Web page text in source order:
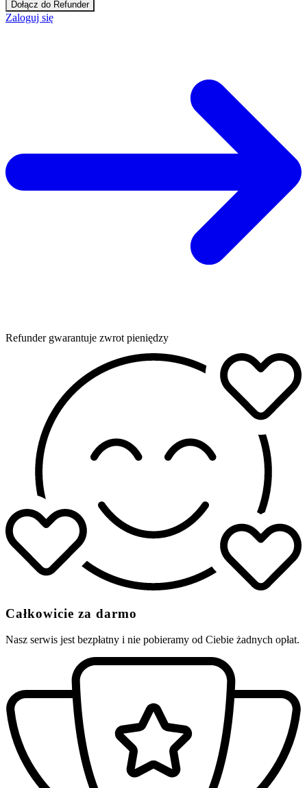
Dołącz do Refunder
Zaloguj się
Refunder gwarantuje zwrot pieniędzy
Całkowicie za darmo
Nasz serwis jest bezpłatny i nie pobieramy od Ciebie żadnych opłat.